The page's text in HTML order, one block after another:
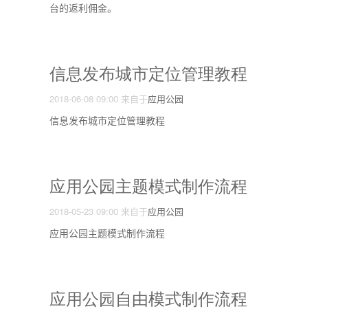
台的返利佣金。
信息发布城市定位管理教程
2018-06-08 09:00 来自于应用公园
信息发布城市定位管理教程
应用公园主题模式制作流程
2018-05-23 09:00 来自于应用公园
应用公园主题模式制作流程
应用公园自由模式制作流程